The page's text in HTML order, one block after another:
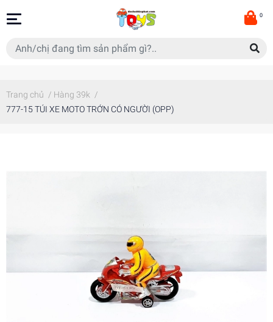
0
Trang chủ / Hàng 39k /
777-15 TÚI XE MOTO TRỚN CÓ NGƯỜI (OPP)